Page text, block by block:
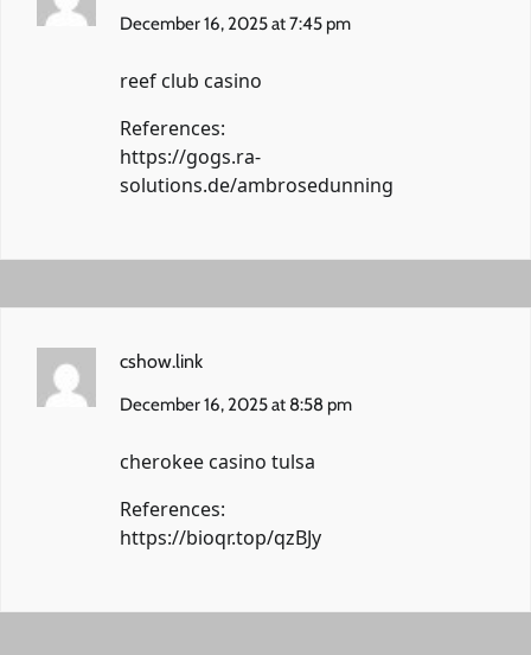
December 16, 2025 at 7:45 pm
reef club casino
References:
https://gogs.ra-
solutions.de/ambrosedunning
cshow.link
December 16, 2025 at 8:58 pm
cherokee casino tulsa
References:
https://bioqr.top/qzBJy